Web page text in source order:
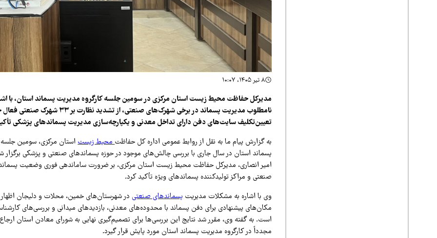
۸ تیر ۱۴۰۵، ۱۰:۰۷
مدیرکل حفاظت محیط زیست استان مرکزی در سومین جلسه کارگروه مدیریت پسماند استان، با
نامطلوب مدیریت پسماند در برخی شهرک‌های صنعتی، از تشدید
تعیین‌تکلیف سایت‌های دفن دارای تداخل معدنی و یکپارچه‌سازی مدیریت پسماندهای پزشکی
به گزارش پیام ما به نقل از روابط عمومی اداره کل حفاظتمحیط زیستاستان مرکزی، سومین جلسه
پسماند استان در سال جاری با بررسی چالش‌های موجود در حوزه پسماندهای صنعتی و پزشکی
امیر انصاری، مدیرکل حفاظت محیط زیست استان مرکزی، بر ضرورت ساماندهی فوری وضعیت
صنعتی و مراکز تولیدکننده پسماندهای ویژه تأکید کرد.
وی با اشاره به مشکلات مدیریتپسماندهای صنعتی در شهرستان‌های خمین، محلات و دلیجان
مکان‌های پیشنهادی برای دفن پسماند با محدوده‌های معدنی، بازدیدهای میدانی و بررسی‌های
است. به گفته وی، مقرر شد نتایج این بررسی‌ها برای تصمیم‌گیری نهایی به شورای معادن استان
مجدداً در کارگروه مدیریت پسماند استان مورد پایش قرار گیرد.